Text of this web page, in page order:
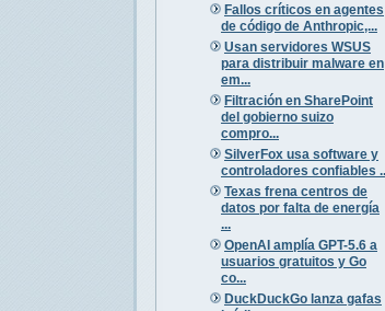
Fallos críticos en agentes
de código de Anthropic,...
Usan servidores WSUS
para distribuir malware en
em...
Filtración en SharePoint
del gobierno suizo
compro...
SilverFox usa software y
controladores confiables
Texas frena centros de
datos por falta de energía
...
OpenAI amplía GPT-5.6 a
usuarios gratuitos y Go
co...
DuckDuckGo lanza gafas